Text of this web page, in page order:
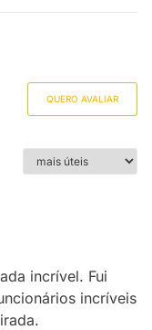
QUERO AVALIAR
incrível. Fui
incríveis